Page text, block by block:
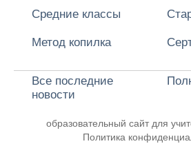
Средние классы
Метод копилка
Все последние
новости
образовательный сайт для
Политика